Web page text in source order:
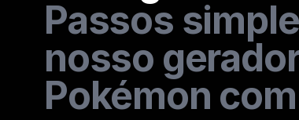
Passos
nosso
Pokémon